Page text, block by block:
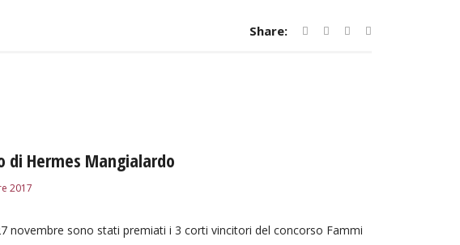
Share:
di Hermes Mangialardo
2017
novembre sono stati premiati i 3 corti vincitori del concorso Fammi